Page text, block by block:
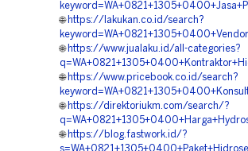
🌐 https://lakukan.co.id/search?
🌐 https://www.jualaku.id/all-categories?
🌐 https://www.pricebook.co.id/search?
🌐 https://direktoriukm.com/search/?
🌐 https://blog.fastwork.id/?